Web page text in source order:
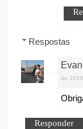
Respostas
de
Responder